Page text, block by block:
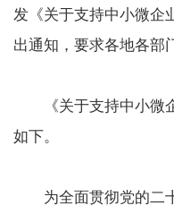
发《关于支持中小微企
出通知，要求各地各部
《关于支持中小微企
如下。
为全面贯彻党的二十